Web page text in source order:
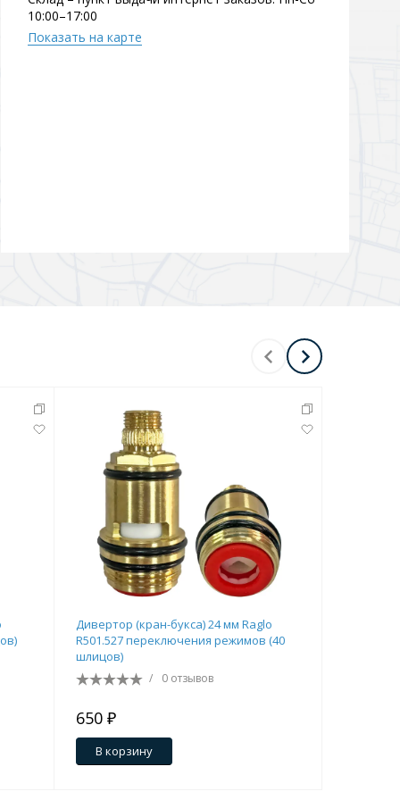
10:00–17:00
Показать на карте
Дивертор (кран-букса) 24 мм Raglo
R501.527 переключения режимов (40
шлицов)
/ 0 отзывов
650 ₽
В корзину